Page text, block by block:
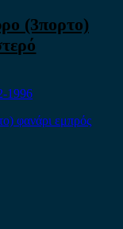
(3πορτο)
1996